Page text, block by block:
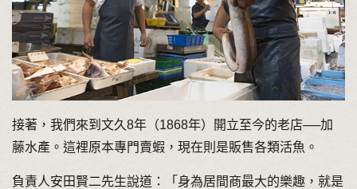
接著，我們來到文久8年（1868年）開立至今的老店──加
藤水產。這裡原本專門賣蝦，現在則是販售各類活魚。
負責人安田賢二先生說道：「身為居間商最大的樂趣，就是